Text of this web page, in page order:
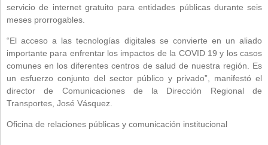
servicio de internet gratuito para entidades públicas durante seis
meses prorrogables.
“El acceso a las tecnologías digitales se convierte en un aliado
importante para enfrentar los impactos de la COVID 19 y los casos
comunes en los diferentes centros de salud de nuestra región. Es
un esfuerzo conjunto del sector público y privado”, manifestó el
director de Comunicaciones de la Dirección Regional de
Transportes, José Vásquez.
Oficina de relaciones públicas y comunicación institucional